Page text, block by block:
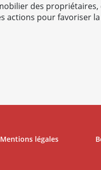
des propriétaires,
actions pour favoriser
Mentions légales